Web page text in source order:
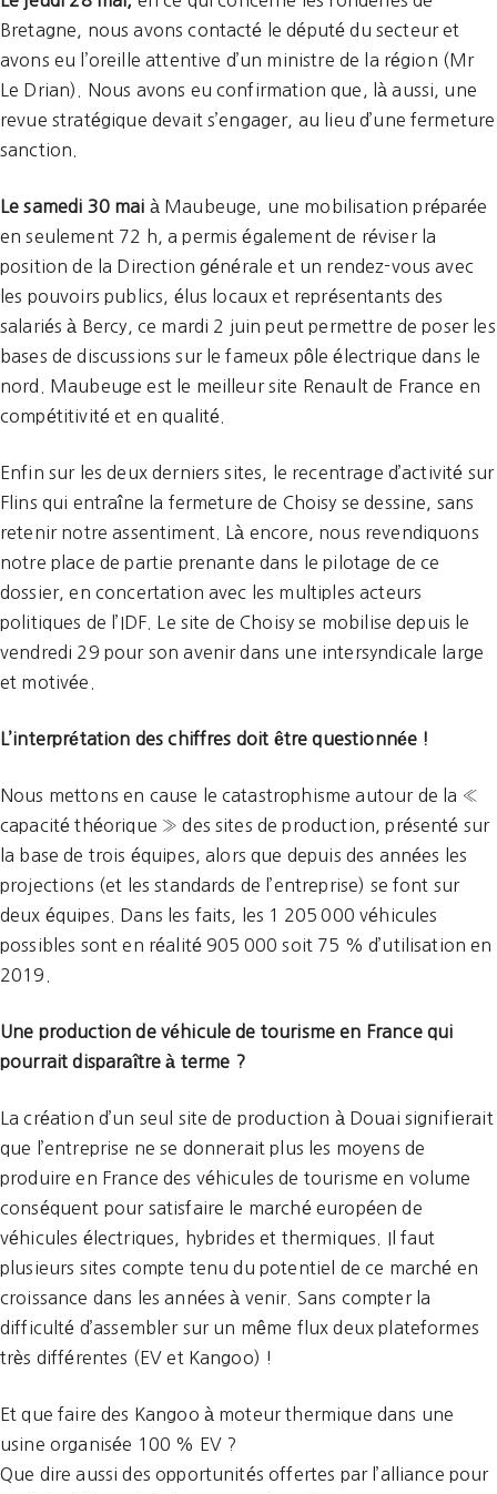
Bretagne, nous avons contacté le député du secteur et
avons eu l’oreille attentive d’un ministre de la région (Mr
Le Drian). Nous avons eu confirmation que, là aussi, une
revue stratégique devait s’engager, au lieu d’une fermeture
sanction.
Le samedi 30 mai à Maubeuge, une mobilisation préparée
en seulement 72 h, a permis également de réviser la
position de la Direction générale et un rendez-vous avec
les pouvoirs publics, élus locaux et représentants des
salariés à Bercy, ce mardi 2 juin peut permettre de poser les
bases de discussions sur le fameux pôle électrique dans le
nord. Maubeuge est le meilleur site Renault de France en
compétitivité et en qualité.
Enfin sur les deux derniers sites, le recentrage d’activité sur
Flins qui entraîne la fermeture de Choisy se dessine, sans
retenir notre assentiment. Là encore, nous revendiquons
notre place de partie prenante dans le pilotage de ce
dossier, en concertation avec les multiples acteurs
politiques de l’IDF. Le site de Choisy se mobilise depuis le
vendredi 29 pour son avenir dans une intersyndicale large
et motivée.
L’interprétation des chiffres doit être questionnée !
Nous mettons en cause le catastrophisme autour de la «
capacité théorique » des sites de production, présenté sur
la base de trois équipes, alors que depuis des années les
projections (et les standards de l’entreprise) se font sur
deux équipes. Dans les faits, les 1 205 000 véhicules
possibles sont en réalité 905 000 soit 75 % d’utilisation en
2019.
Une production de véhicule de tourisme en France qui
pourrait disparaître à terme ?
La création d’un seul site de production à Douai signifierait
que l’entreprise ne se donnerait plus les moyens de
produire en France des véhicules de tourisme en volume
conséquent pour satisfaire le marché européen de
véhicules électriques, hybrides et thermiques. Il faut
plusieurs sites compte tenu du potentiel de ce marché en
croissance dans les années à venir. Sans compter la
difficulté d’assembler sur un même flux deux plateformes
très différentes (EV et Kangoo) !
Et que faire des Kangoo à moteur thermique dans une
usine organisée 100 % EV ?
Que dire aussi des opportunités offertes par l’alliance pour